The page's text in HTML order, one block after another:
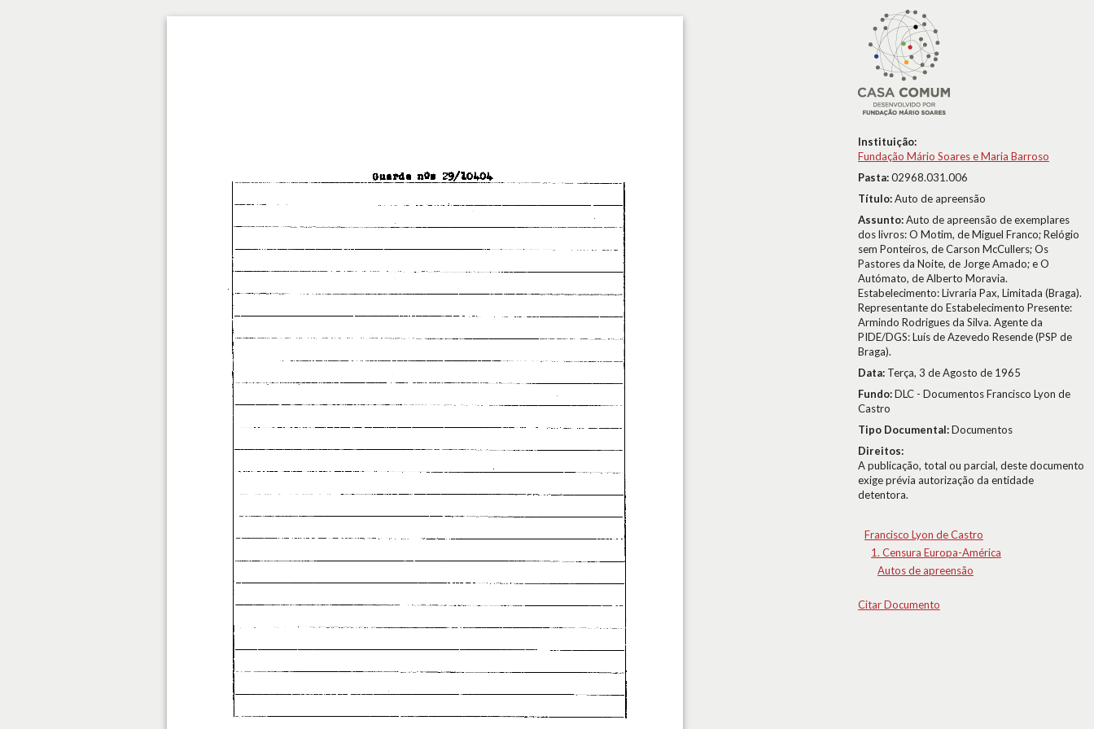
Instituição:
Fundação Mário Soares e Maria Barroso
Pasta:02968.031.006
Título:Auto de apreensão
Assunto:Auto de apreensão de exemplares
dos livros: O Motim, de Miguel Franco; Relógio
sem Ponteiros, de Carson McCullers; Os
Pastores da Noite, de Jorge Amado; e O
Autómato, de Alberto Moravia.
Estabelecimento: Livraria Pax, Limitada (Braga).
Representante do Estabelecimento Presente:
Armindo Rodrigues da Silva. Agente da
PIDE/DGS: Luís de Azevedo Resende (PSP de
Braga).
Data: Terça, 3 de Agosto de 1965
Fundo:DLC - Documentos Francisco Lyon de
Castro
Tipo Documental:Documentos
Direitos:
A publicação, total ou parcial, deste documento
exige prévia autorização da entidade
detentora.
Francisco Lyon de Castro
1. Censura Europa-América
Autos de apreensão
Citar Documento